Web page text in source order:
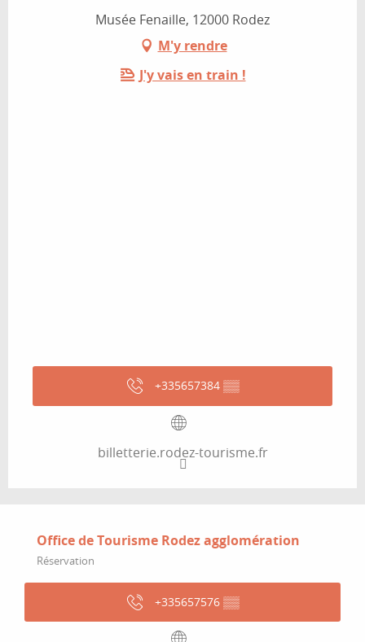
Musée Fenaille, 12000 Rodez
M'y rendre
J'y vais en train !
+335657384 ▒▒
billetterie.rodez-tourisme.fr
Office de Tourisme Rodez agglomération
Réservation
+335657576 ▒▒